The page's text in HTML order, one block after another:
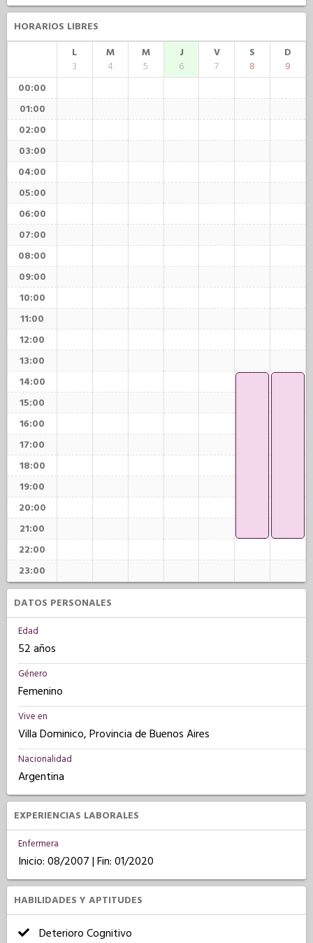
HORARIOS LIBRES
L
3
M
4
M
5
J
6
V
7
S
8
D
9
00:00
01:00
02:00
03:00
04:00
05:00
06:00
07:00
08:00
09:00
10:00
11:00
12:00
13:00
14:00
15:00
16:00
17:00
18:00
19:00
20:00
21:00
22:00
23:00
DATOS PERSONALES
Edad
52 años
Género
Femenino
Vive en
Villa Dominico, Provincia de Buenos Aires
Nacionalidad
Argentina
EXPERIENCIAS LABORALES
Enfermera
Inicio: 08/2007 | Fin: 01/2020
HABILIDADES Y APTITUDES
Deterioro Cognitivo